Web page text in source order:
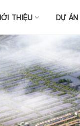
THIỆU DỰ ÁN